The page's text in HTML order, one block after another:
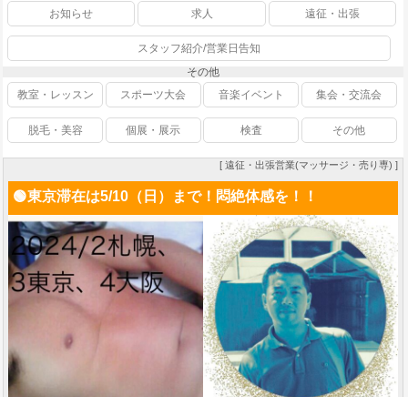
お知らせ
求人 遠征・出張
スタッフ紹介/営業日告知
その他
教室・レッスン
スポーツ大会 音楽イベント 集会・交流会
脱毛・美容 個展・展示 検査 その他
[ 遠征・出張営業(マッサージ・売り専) ]
🟢東京滞在は5/10（日）まで！悶絶体感を！！